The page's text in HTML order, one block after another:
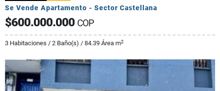
Se Vende Apartamento - Sector Castellana
$600.000.000 COP
3 Habitaciones / 2 Baño(s) / 84.39 Área m2